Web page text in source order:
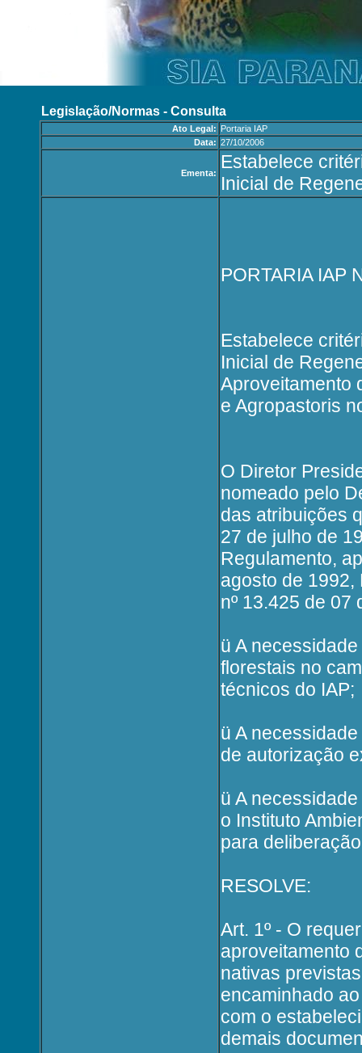
Legislação/Normas - Consulta
Ato Legal:
Portaria IAP
Data: 27/10/2006
Ementa:
Estabelece
Inicial de
PORTARIA IAP
Estabelece
Inicial de
Aproveitamento
e Agropastoris
O Diretor
nomeado pelo
das atribuições
27 de julho de
Regulamento,
agosto de 1992,
nº 13.425 de 07
ü A
florestais no
técnicos do IAP;
ü A
de autorização
ü A
o Instituto
para
RESOLVE:
Art. 1º - O
aproveitamento
nativas
encaminhado
com o
demais